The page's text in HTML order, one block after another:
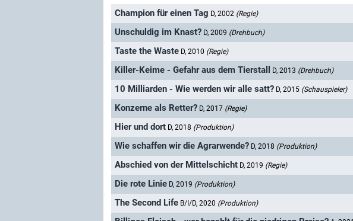
Champion für einen Tag D, 2002 (Regie)
Unschuldig im Knast? D, 2009 (Drehbuch)
Taste the Waste D, 2010 (Regie)
Killer-Keime - Gefahr aus dem Tierstall D, 2013 (Drehbuch)
10 Milliarden - Wie werden wir alle satt? D, 2015 (Schauspieler)
Konzerne als Retter? D, 2017 (Regie)
Hier und dort D, 2018 (Produktion)
Wie schaffen wir die Agrarwende? D, 2018 (Produktion)
Abschied von der Mittelschicht D, 2019 (Regie)
Die rote Linie D, 2019 (Produktion)
The Second Life B/I/D, 2020 (Produktion)